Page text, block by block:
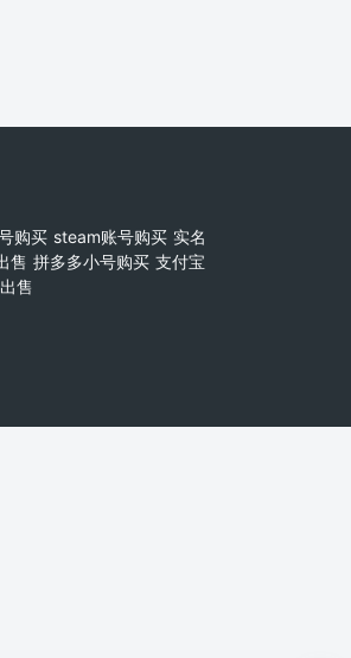
购买 steam账号购买 实名
售 拼多多小号购买 支付宝
售